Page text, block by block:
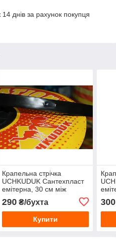
днів за рахунок покупця
Крапельна стрічка
UCHKUDUK Сантехпласт
емітерна, 30 см між
крапельницями. Бухта 100
метрів
290₴/бухта
Купити
300